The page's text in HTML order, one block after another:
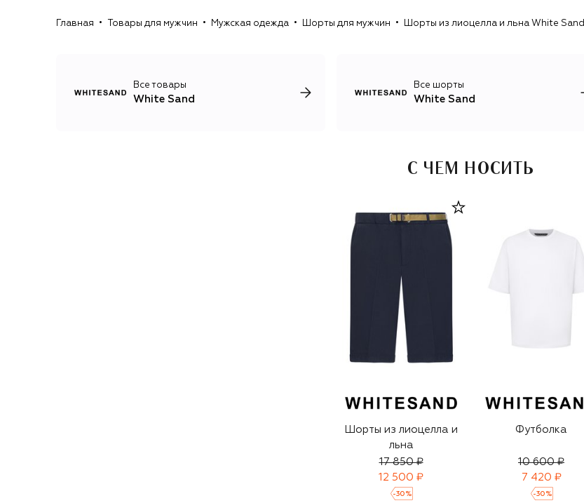
Главная Товары для мужчин Мужская одежда Шорты для мужчин Шорты из лиоцелла и льна White Sand
Все товары
White Sand
Все шорты
White Sand
С ЧЕМ НОСИТЬ
Шорты из лиоцелла и
льна
17 850 ₽
12 500 ₽
-30 %
Футболка
10 600 ₽
7 420 ₽
-30 %